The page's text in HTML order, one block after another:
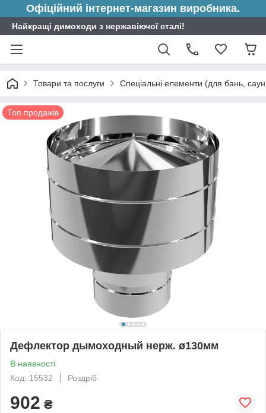
Офіційний інтернет-магазин виробника.
Найкращі димоходи з нержавіючої сталі!
Товари та послуги Спеціальні елементи (для бань, саун
Топ продажів
Дефлектор дымоходный нерж. ø130мм
В наявності
Код: 15532
Роздріб
902 ₴